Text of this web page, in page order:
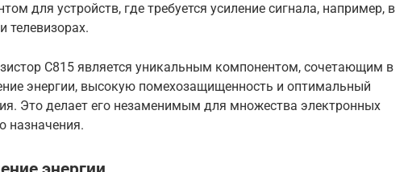
для устройств, где требуется усиление сигнала, например, в
телевизорах.
C815 является уникальным компонентом, сочетающим в
энергии, высокую помехозащищенность и оптимальный
Это делает его незаменимым для множества электронных
назначения.